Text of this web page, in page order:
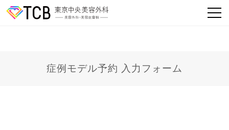
症例モデル予約 入力フォーム